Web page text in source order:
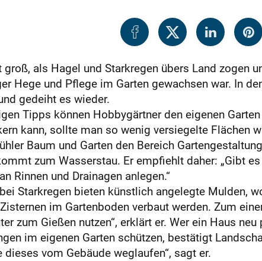
groß, als Hagel und Starkregen übers Land zogen
Hege und Pflege im Garten gewachsen war. In
gedeiht es wieder.
Tipps können Hobbygärtner den eigenen
kann, sollte man so wenig versiegelte Flächen
Baum und Garten den Bereich
zum Wasserstau. Er empfiehlt daher: „Gibt
Rinnen und Drainagen anlegen.“
Starkregen bieten künstlich angelegte Mulden,
im Gartenboden verbaut werden. Zum
zum Gießen nutzen“, erklärt er. Wer ein Haus
im eigenen Garten schützen, bestätigt
vom Gebäude weglaufen“, sagt er.